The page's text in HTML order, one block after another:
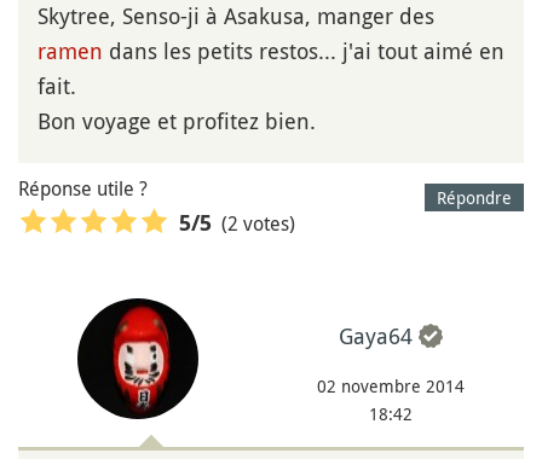
Skytree, Senso-ji à Asakusa, manger des
ramen dans les petits restos... j'ai tout aimé en
fait.
Bon voyage et profitez bien.
Répondre
Réponse utile ?
5/5 (2 votes)
Gaya64
02 novembre 2014
18:42